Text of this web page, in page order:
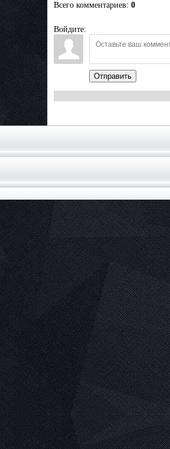
Всего комментариев: 0
Войдите:
Отправить